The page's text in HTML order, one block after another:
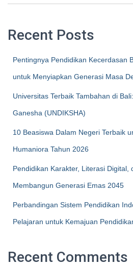
Recent Posts
Pentingnya Pendidikan Kecerdasan
untuk Menyiapkan Generasi Masa
Universitas Terbaik Tambahan di
Ganesha (UNDIKSHA)
10 Beasiswa Dalam Negeri Terbaik
Humaniora Tahun 2026
Pendidikan Karakter, Literasi Digital,
Membangun Generasi Emas 2045
Perbandingan Sistem Pendidikan
Pelajaran untuk Kemajuan
Recent Comments